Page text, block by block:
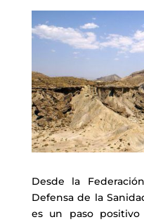
Desde la
Defensa de la
es un paso